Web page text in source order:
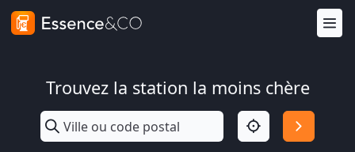
Trouvez la station la moins chère